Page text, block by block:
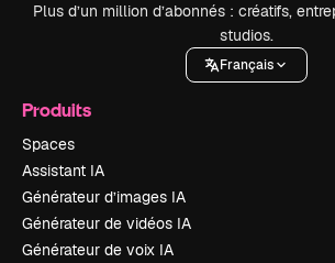
Plus d’un million d’abonnés : créatifs,
studios.
Français
Produits
Spaces
Assistant IA
Générateur d’images IA
Générateur de vidéos IA
Générateur de voix IA